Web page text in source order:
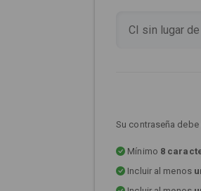
Su contraseña
Mínimo 8
Incluir al menos